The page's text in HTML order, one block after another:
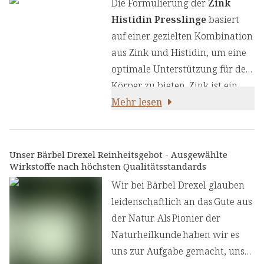
Die Formulierung der Zink
Histidin Presslingebasiert
auf einer gezielten Kombination
aus Zink und Histidin, um eine
optimale Unterstützung für den
Körper zu bieten. Zink ist ein
essenzielles Spurenelement, das
und eine wichtige Rolle in vielen
Stoffwechselprozessen spielt,
einschließlich
derUnterstützung des
Immunsystems, der
Erhaltung normaler
kognitiver Funktionen und
Mehr lesen
Unser Bärbel Drexel Reinheitsgebot - Ausgewählte
Wirkstoffe nach höchsten Qualitätsstandards
Wir bei Bärbel Drexel glauben
leidenschaftlich an das Gute aus
der Natur. Als Pionier der
Naturheilkunde haben wir es
uns zur Aufgabe gemacht, unser